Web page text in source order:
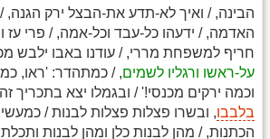
הבינה, / ואיך לא-תדע את-הבצל ירק הגנה, /
האדמה, / ידעהו כל-עבד וכל-אמה, / פרי עז
חריף למשפחת מררי, / עודנו באבו ילבש
על-ראשו ורגליו לשמים, / כמתהדר: 'ראו,
וכמה ירקים מכנסי!' / ובגמלו יצא בתכריך
בלבבו, ובשרו פצלות פצלות לבנות /
הכתנות, / מהן לבנות כלן ומהן לבנות